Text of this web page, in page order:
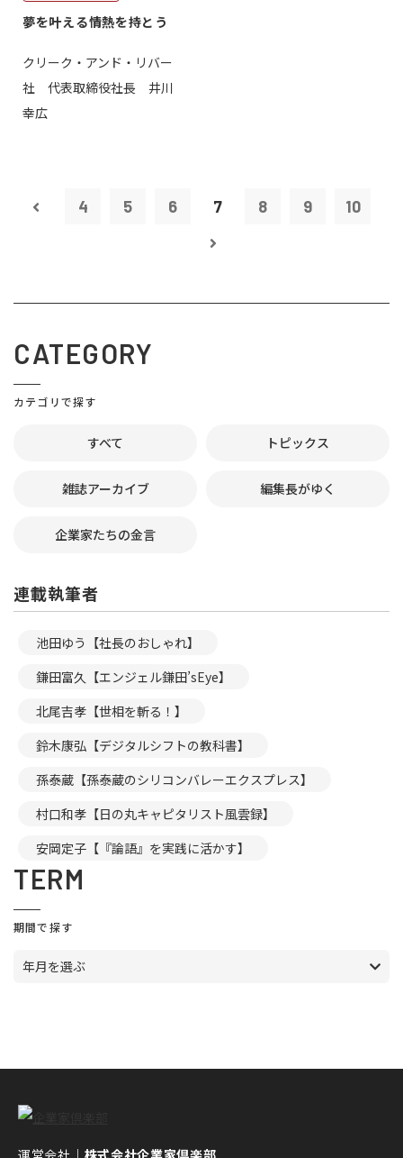
夢を叶える情熱を持とう
クリーク・アンド・リバー
社 代表取締役社長 井川
幸広
4 5 6 7 8 9 10
CATEGORY
カテゴリで探す
すべて トピックス
雑誌アーカイブ 編集長がゆく
企業家たちの金言
連載執筆者
池田ゆう【社長のおしゃれ】
鎌田富久【エンジェル鎌田’sEye】
北尾吉孝【世相を斬る！】
鈴木康弘【デジタルシフトの教科書】
孫泰蔵【孫泰蔵のシリコンバレーエクスプレス】
村口和孝【日の丸キャピタリスト風雲録】
安岡定子【『論語』を実践に活かす】
TERM
期間で探す
年月を選ぶ
運営会社｜ 株式会社企業家倶楽部